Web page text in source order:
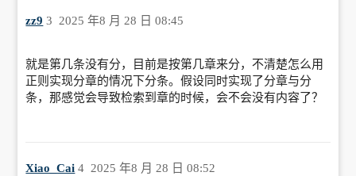
zz9 2025 年8 月 28 日 08:45
3
就是第几条没有分，目前是按第几章来分，不清楚怎么用
正则实现分章的情况下分条。假设同时实现了分章与分
条，那感觉会导致检索到章的时候，会不会没有内容了？
Xiao_Cai 2025 年8 月 28 日 08:52
4